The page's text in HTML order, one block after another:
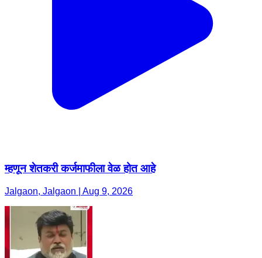
म्हणून शेतकरी कर्जमाफीला वेळ होत आहे
Jalgaon, Jalgaon | Aug 9, 2026